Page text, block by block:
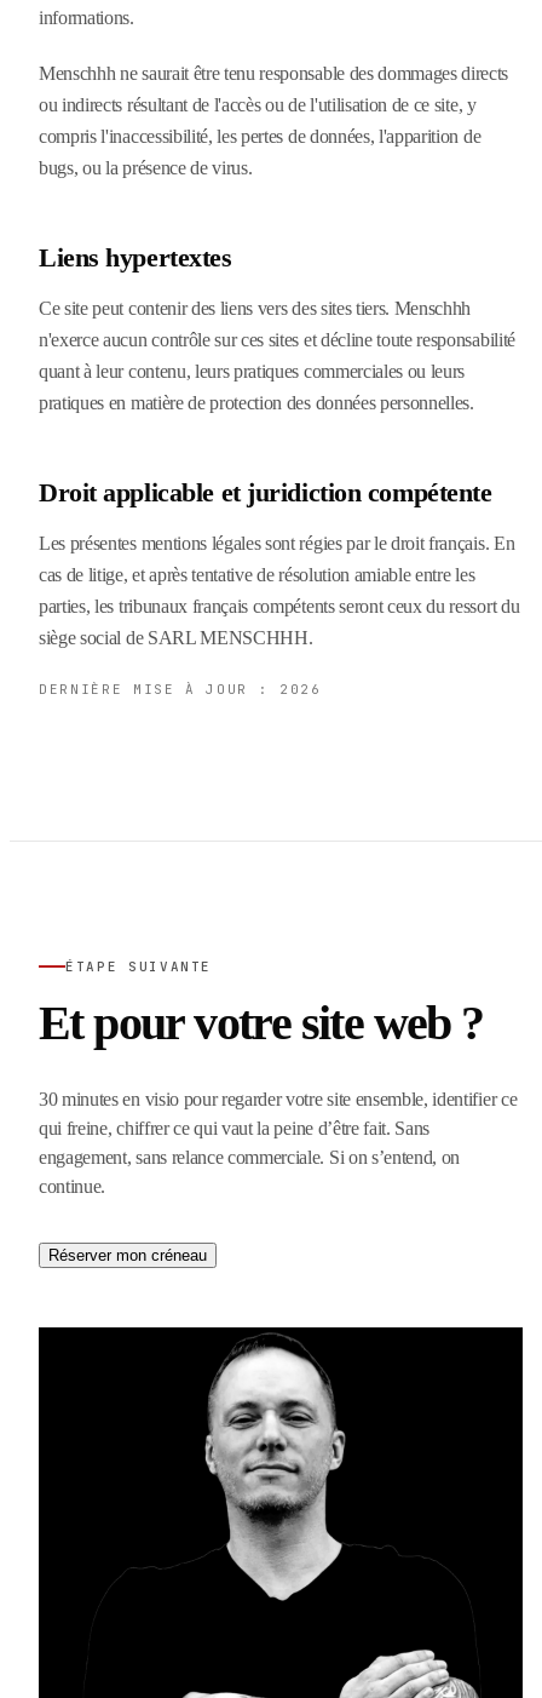
informations.
Menschhh ne saurait être tenu responsable des dommages directs
ou indirects résultant de l'accès ou de l'utilisation de ce site, y
compris l'inaccessibilité, les pertes de données, l'apparition de
bugs, ou la présence de virus.
Liens hypertextes
Ce site peut contenir des liens vers des sites tiers. Menschhh
n'exerce aucun contrôle sur ces sites et décline toute responsabilité
quant à leur contenu, leurs pratiques commerciales ou leurs
pratiques en matière de protection des données personnelles.
Droit applicable et juridiction compétente
Les présentes mentions légales sont régies par le droit français. En
cas de litige, et après tentative de résolution amiable entre les
parties, les tribunaux français compétents seront ceux du ressort du
siège social de SARL MENSCHHH.
DERNIÈRE MISE À JOUR : 2026
ÉTAPE SUIVANTE
Et pour votre site web ?
30 minutes en visio pour regarder votre site ensemble, identifier ce
qui freine, chiffrer ce qui vaut la peine d’être fait. Sans
engagement, sans relance commerciale. Si on s’entend, on
continue.
Réserver mon créneau